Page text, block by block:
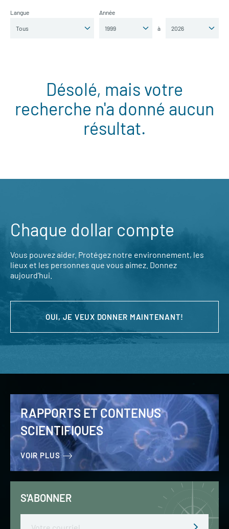
Langue Année
à
Désolé, mais votre
recherche n'a donné aucun
résultat.
Chaque dollar compte
Vous pouvez aider. Protégez notre environnement, les
lieux et les personnes que vous aimez. Donnez
aujourd’hui.
OUI, JE VEUX DONNER MAINTENANT!
RAPPORTS ET CONTENUS
SCIENTIFIQUES
VOIR PLUS
S'ABONNER